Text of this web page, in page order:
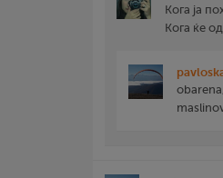
Кога ја
Кога ќе